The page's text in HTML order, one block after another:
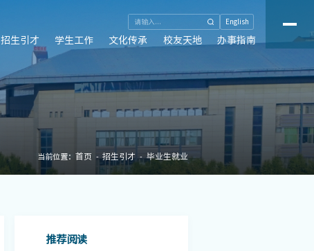
English
招生引才 学生工作 文化传承 校友天地 办事指南
当前位置： 首页 招生引才 毕业生就业
推荐阅读